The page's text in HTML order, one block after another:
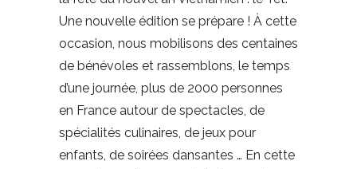
Une nouvelle édition se prépare ! À cette
occasion, nous mobilisons des centaines
de bénévoles et rassemblons, le temps
d’une journée, plus de 2000 personnes
en France autour de spectacles, de
spécialités culinaires, de jeux pour
enfants, de soirées dansantes … En cette